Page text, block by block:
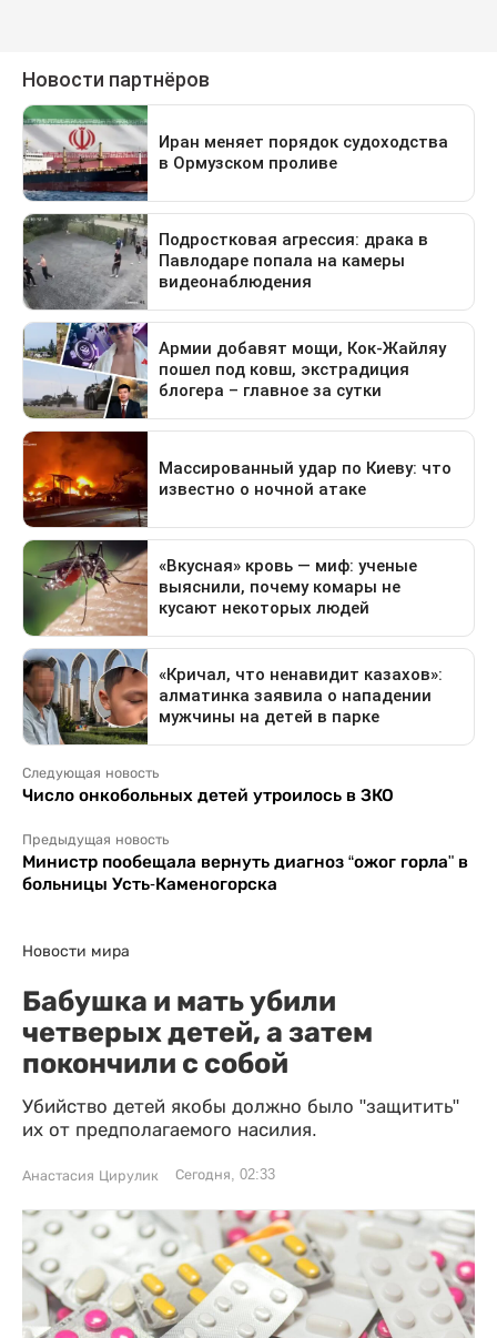
Следующая новость
Число онкобольных детей утроилось в ЗКО
Предыдущая новость
Министр пообещала вернуть диагноз “ожог горла" в
больницы Усть-Каменогорска
Новости мира
Бабушка и мать убили
четверых детей, а затем
покончили с собой
Убийство детей якобы должно было "защитить"
их от предполагаемого насилия.
Анастасия Цирулик Сегодня, 02:33